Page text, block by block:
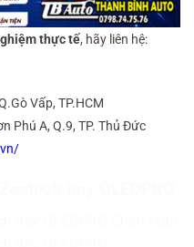
thực tế, hãy liên hệ:
Vấp, TP.HCM
Phú A, Q.9, TP. Thủ Đức